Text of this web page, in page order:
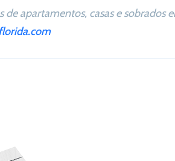
de apartamentos, casas e